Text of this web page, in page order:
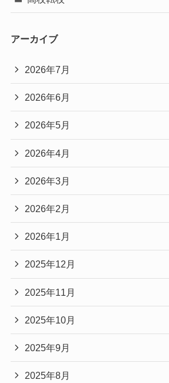
アーカイブ
2026年7月
2026年6月
2026年5月
2026年4月
2026年3月
2026年2月
2026年1月
2025年12月
2025年11月
2025年10月
2025年9月
2025年8月